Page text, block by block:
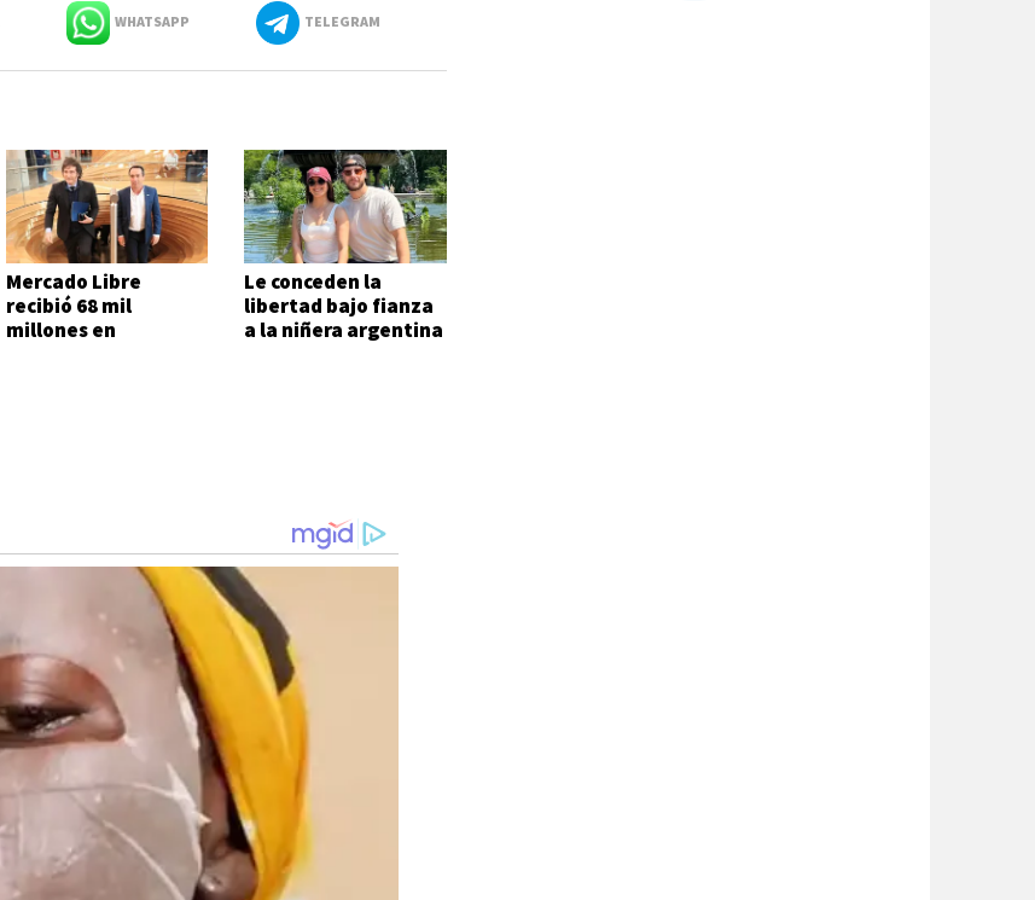
WHATSAPP TELEGRAM
Mercado Libre
recibió 68 mil
millones en
Le conceden la
libertad bajo fianza
a la niñera argentina